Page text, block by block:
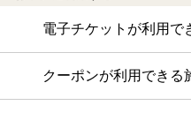
電子チケットが利用で
クーポンが利用できる